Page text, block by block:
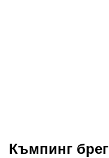
Къмпинг брег